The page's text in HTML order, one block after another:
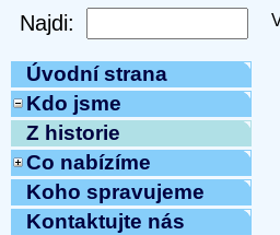
Úvodní strana
Kdo jsme
Z historie
Co nabízíme
Koho spravujeme
Kontaktujte nás